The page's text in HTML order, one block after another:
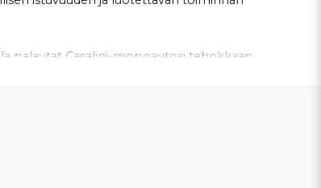
palautat Casalini-mopoautosi tehokkaan